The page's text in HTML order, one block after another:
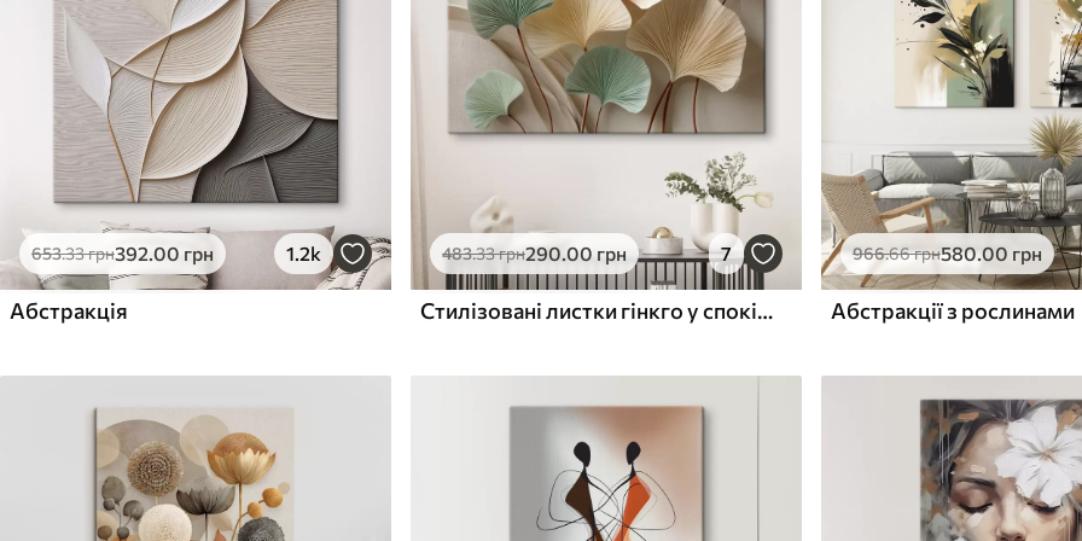
✗
Поверхня з текстурою
полотна
✗ Екологічний матеріал
Поверхня з текстурою
Екологічний матеріал
✓
Поверхня з текстурою
полотна
✓Екологічний матеріал
653.33грн392.00 грн 1.2k
Абстракція
483.33грн290.00 грн 7
Стилізовані листки гінкго у спокійних тонах
966.66грн580.00 грн
Абстракції з рослинами